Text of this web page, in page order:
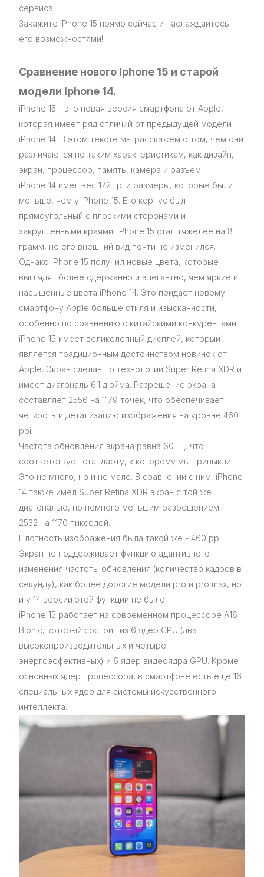
сервиса.
Закажите iPhone 15 прямо сейчас и наслаждайтесь
его возможностями!
Сравнение нового Iphone 15 и старой
модели iphone 14.
iPhone 15 - это новая версия смартфона от Apple,
которая имеет ряд отличий от предыдущей модели
iPhone 14. В этом тексте мы расскажем о том, чем они
различаются по таким характеристикам, как дизайн,
экран, процессор, память, камера и разъем.
iPhone 14 имел вес 172 гр. и размеры, которые были
меньше, чем у iPhone 15. Его корпус был
прямоугольный с плоскими сторонами и
закругленными краями. iPhone 15 стал тяжелее на 8
грамм, но его внешний вид почти не изменился.
Однако iPhone 15 получил новые цвета, которые
выглядят более сдержанно и элегантно, чем яркие и
насыщенные цвета iPhone 14. Это придает новому
смартфону Apple больше стиля и изысканности,
особенно по сравнению с китайскими конкурентами.
iPhone 15 имеет великолепный дисплей, который
является традиционным достоинством новинок от
Apple. Экран сделан по технологии Super Retina XDR и
имеет диагональ 6.1 дюйма. Разрешение экрана
составляет 2556 на 1179 точек, что обеспечивает
четкость и детализацию изображения на уровне 460
ppi.
Частота обновления экрана равна 60 Гц, что
соответствует стандарту, к которому мы привыкли.
Это не много, но и не мало. В сравнении с ним, iPhone
14 также имел Super Retina XDR экран с той же
диагональю, но немного меньшим разрешением -
2532 на 1170 пикселей.
Плотность изображения была такой же - 460 ppi.
Экран не поддерживает функцию адаптивного
изменения частоты обновления (количество кадров в
секунду), как более дорогие модели pro и pro max, но
и у 14 версии этой функции не было.
iPhone 15 работает на современном процессоре A16
Bionic, который состоит из 6 ядер CPU (два
высокопроизводительных и четыре
энергоэффективных) и 6 ядер видеоядра GPU. Кроме
основных ядер процессора, в смартфоне есть еще 16
специальных ядер для системы искусственного
интеллекта.